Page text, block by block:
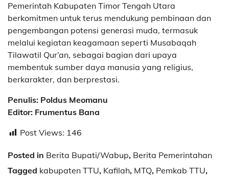
Pemerintah Kabupaten Timor Tengah Utara
berkomitmen untuk terus mendukung pembinaan dan
pengembangan potensi generasi muda, termasuk
melalui kegiatan keagamaan seperti Musabaqah
Tilawatil Qur’an, sebagai bagian dari upaya
membentuk sumber daya manusia yang religius,
berkarakter, dan berprestasi.
Penulis: Poldus Meomanu
Editor: Frumentus Bana
Post Views: 146
Posted in Berita Bupati/Wabup, Berita Pemerintahan
Tagged kabupaten TTU, Kafilah, MTQ, Pemkab TTU,